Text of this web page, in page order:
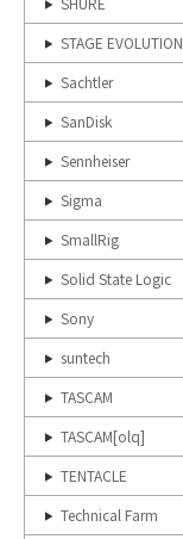
STAGE EVOLUTION
Sachtler
SanDisk
Sennheiser
Sigma
SmallRig
Solid State Logic
Sony
suntech
TASCAM
TASCAM[olq]
TENTACLE
Technical Farm